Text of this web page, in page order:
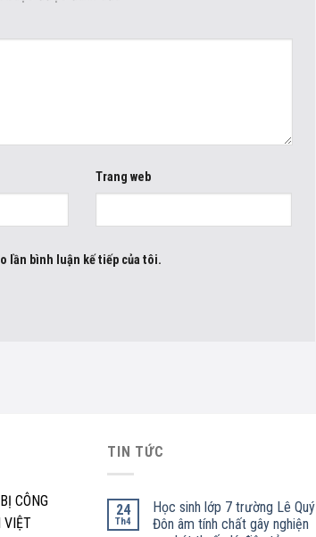
Trang web
lần bình luận kế tiếp của tôi.
CÔNG
VIỆT
TIN TỨC
24
Th4
Học sinh lớp 7 trường Lê Quý
Đôn âm tính chất gây nghiện